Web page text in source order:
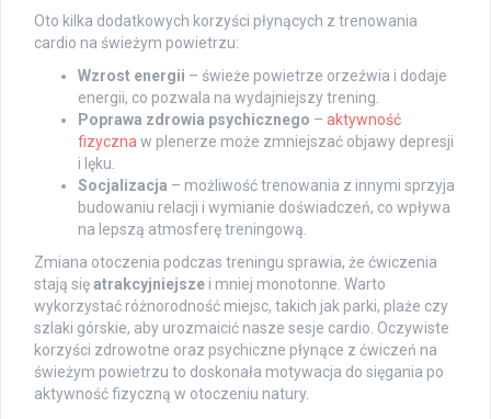
Oto kilka dodatkowych korzyści płynących z trenowania
cardio na świeżym powietrzu:
Wzrost energii – świeże powietrze orzeźwia i dodaje
energii, co pozwala na wydajniejszy trening.
Poprawa zdrowia psychicznego – aktywność
fizycznaw plenerze może zmniejszać objawy depresji
i lęku.
Socjalizacja – możliwość trenowania z innymi sprzyja
budowaniu relacji i wymianie doświadczeń, co wpływa
na lepszą atmosferę treningową.
Zmiana otoczenia podczas treningu sprawia, że ćwiczenia
stają sięatrakcyjniejsze i mniej monotonne. Warto
wykorzystać różnorodność miejsc, takich jak parki, plaże czy
szlaki górskie, aby urozmaicić nasze sesje cardio. Oczywiste
korzyści zdrowotne oraz psychiczne płynące z ćwiczeń na
świeżym powietrzu to doskonała motywacja do sięgania po
aktywność fizyczną w otoczeniu natury.